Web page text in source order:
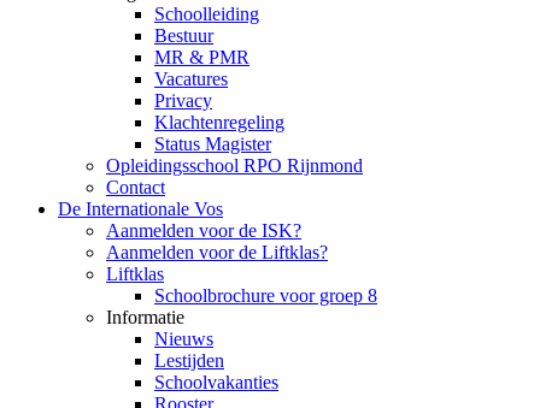
Schoolleiding
Bestuur
MR & PMR
Vacatures
Privacy
Klachtenregeling
Status Magister
Opleidingsschool RPO Rijnmond
Contact
De Internationale Vos
Aanmelden voor de ISK?
Aanmelden voor de Liftklas?
Liftklas
Schoolbrochure voor groep 8
Informatie
Nieuws
Lestijden
Schoolvakanties
Rooster